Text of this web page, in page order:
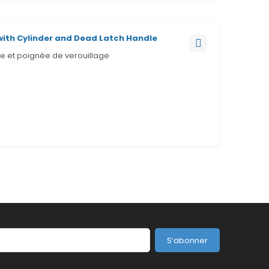
Cylinder and Dead Latch Handle
et poignée de verouillage
S’abonner